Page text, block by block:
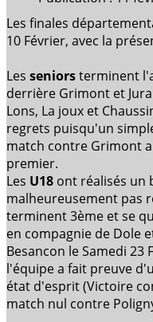
Les finales
10 Février, avec la
Les seniorsterminent
derrière Grimont et
Lons, La joux et
regrets puisqu'un
match contre Grimont
premier.
Les U18 ont réalisés un
malheureusement pas
terminent 3ème et se
en compagnie de Dole
Besancon le Samedi 23
l'équipe a fait preuve
état d'esprit (Victoire
match nul contre